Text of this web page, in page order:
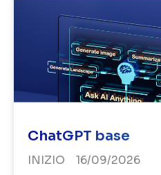
ChatGPT base
INIZIO
16/09/2026